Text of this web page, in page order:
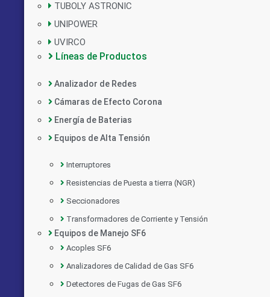
TUBOLY ASTRONIC
UNIPOWER
UVIRCO
Líneas de Productos
Analizador de Redes
Cámaras de Efecto Corona
Energía de Baterias
Equipos de Alta Tensión
Interruptores
Resistencias de Puesta a tierra (NGR)
Seccionadores
Transformadores de Corriente y Tensión
Equipos de Manejo SF6
Acoples SF6
Analizadores de Calidad de Gas SF6
Detectores de Fugas de Gas SF6